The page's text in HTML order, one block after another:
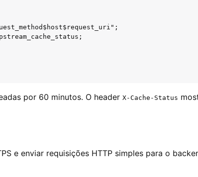
por 60 minutos. O headerX-Cache-Status
e enviar requisições HTTP simples para o